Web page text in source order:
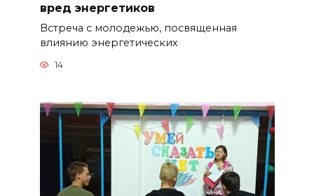
вред энергетиков
Встреча с молодежью, посвященная
влиянию энергетических
14